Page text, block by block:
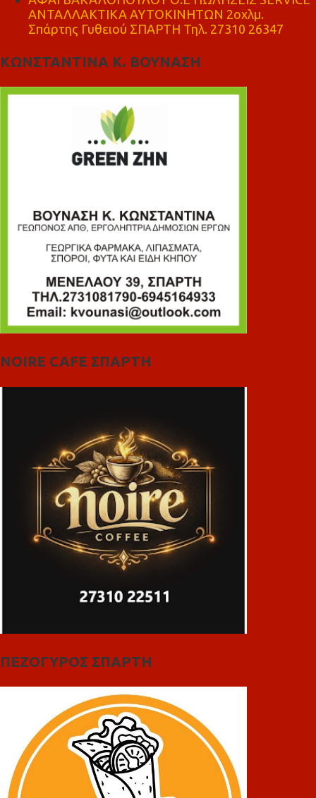
ΑΝΤΑΛΛΑΚΤΙΚΑ ΑΥΤΟΚΙΝΗΤΩΝ 2οχλμ.
Σπάρτης Γυθειού ΣΠΑΡΤΗ Τηλ. 27310 26347
ΚΩΝΣΤΑΝΤΙΝΑ Κ. ΒΟΥΝΑΣΗ
NOIRE CAFE ΣΠΑΡΤΗ
ΠΕΖΟΓΥΡΟΣ ΣΠΑΡΤΗ